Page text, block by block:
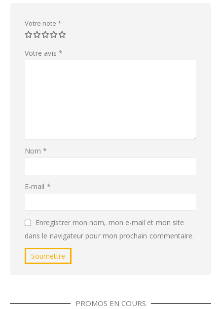
Votre note *
Votre avis *
Nom*
E-mail *
Enregistrer mon nom, mon e-mail et mon site
dans le navigateur pour mon prochain commentaire.
PROMOS EN COURS